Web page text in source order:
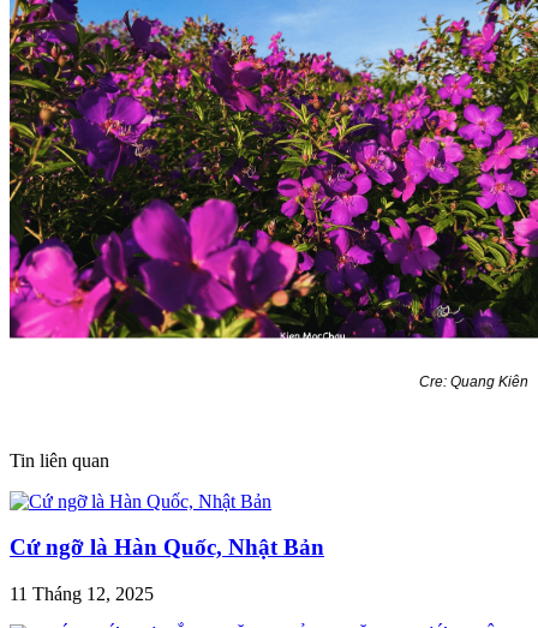
Cre: Quang Kiên
Tin liên quan
Cứ ngỡ là Hàn Quốc, Nhật Bản
11 Tháng 12, 2025